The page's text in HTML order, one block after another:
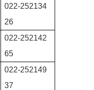
022-252134
26
022-252142
65
022-252149
37